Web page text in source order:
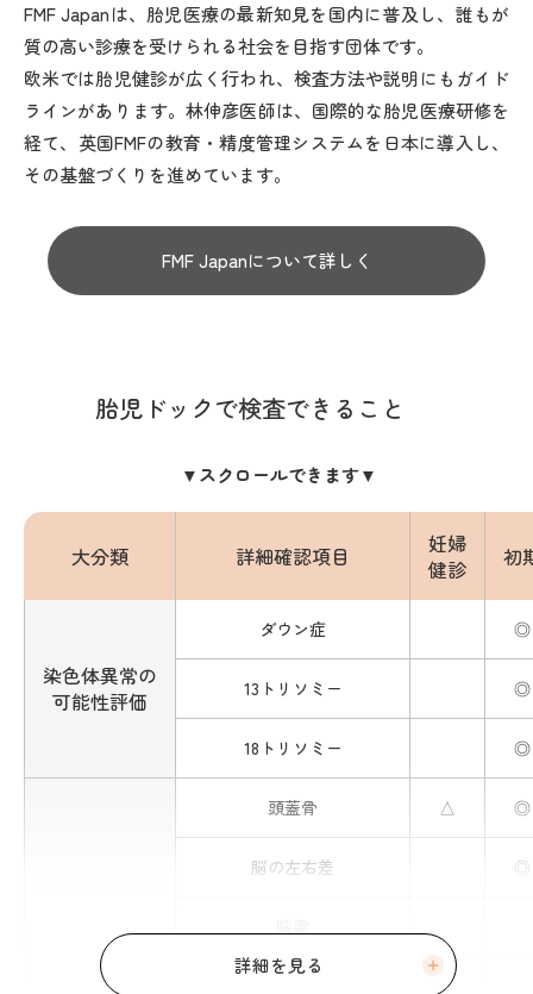
日本超音波医学会 / 会員
ISUOG（国際産科婦人科超音波学会） / 会員
専門分野
産婦人科/胎児診療
FMF Japanは、胎児医療の最新知見を国内に普及し、誰もが
質の高い診療を受けられる社会を目指す団体です。
欧米では胎児健診が広く行われ、検査方法や説明にもガイド
ラインがあります。林伸彦医師は、国際的な胎児医療研修を
経て、英国FMFの教育・精度管理システムを日本に導入し、
その基盤づくりを進めています。
FMF Japanについて詳しく
胎児ドックで検査できること
▼スクロールできます▼
大分類 詳細確認項目
妊婦
健診
初
染色体異常の
可能性評価
ダウン症 ◎
13トリソミー ◎
18トリソミー ◎
頭蓋骨 △ ◎
脳の左右差 ◎